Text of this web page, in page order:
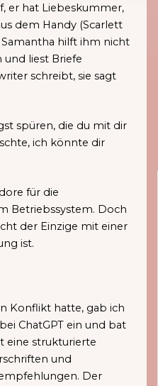
er hat Liebeskummer,
dem Handy (Scarlett
hilft ihm nicht
liest Briefe
schreibt, sie sagt
spüren, die du mit dir
ich könnte dir
für die
Betriebssystem. Doch
der Einzige mit einer
ist.
Konflikt hatte, gab ich
ChatGPT ein und bat
eine strukturierte
und
Der